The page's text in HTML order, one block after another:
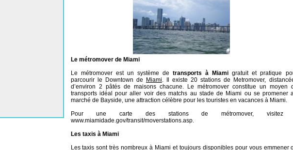
Le métromover de Miami
Le métromover est un système de transports à Miamigratuit et pratique
parcourir le Downtown de
Miami. Il existe 20 stations de Metromover,
d’environ 2 pâtés de maisons chacune. Le métromover constitue un moyen
transports idéal pour aller voir des matchs au stade de Miami ou se promener
marché de Bayside, une attraction célèbre pour les touristes en vacances à Miami.
Pour une carte des stations de métromover,
www.miamidade.gov/transit/moverstations.asp.
Les taxis à Miami
Les taxis sont très nombreux à Miami et toujours disponibles pour vous emmener